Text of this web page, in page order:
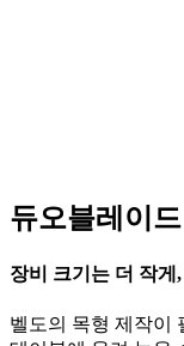
듀오블레이
장비 크기는 더 작게
벨도의 목형 제작이